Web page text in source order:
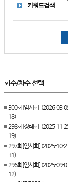
키워드검색
회수/차수 선택
300회[임시회] (2026-03-
18)
298회[정례회] (2025-11-
19)
297회[임시회] (2025-10-
31)
296회[임시회] (2025-09-
12)